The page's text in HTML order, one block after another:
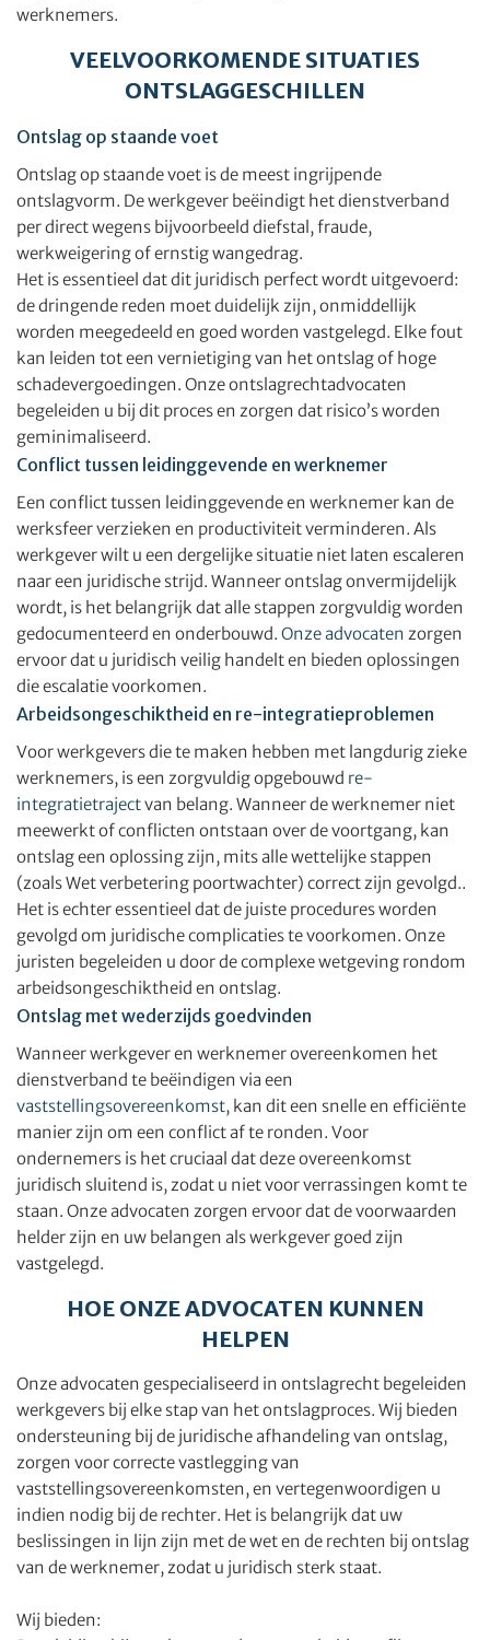
werknemers.
VEELVOORKOMENDE SITUATIES
ONTSLAGGESCHILLEN
Ontslag op staande voet
Ontslag op staande voet is de meest ingrijpende
ontslagvorm. De werkgever beëindigt het dienstverband
per direct wegens bijvoorbeeld diefstal, fraude,
werkweigering of ernstig wangedrag.
Het is essentieel dat dit juridisch perfect wordt uitgevoerd:
de dringende reden moet duidelijk zijn, onmiddellijk
worden meegedeeld en goed worden vastgelegd. Elke fout
kan leiden tot een vernietiging van het ontslag of hoge
schadevergoedingen. Onze ontslagrechtadvocaten
begeleiden u bij dit proces en zorgen dat risico’s worden
geminimaliseerd.
Conflict tussen leidinggevende en werknemer
Een conflict tussen leidinggevende en werknemer kan de
werksfeer verzieken en productiviteit verminderen. Als
werkgever wilt u een dergelijke situatie niet laten escaleren
naar een juridische strijd. Wanneer ontslag onvermijdelijk
wordt, is het belangrijk dat alle stappen zorgvuldig worden
gedocumenteerd en onderbouwd. Onze advocaten zorgen
ervoor dat u juridisch veilig handelt en bieden oplossingen
die escalatie voorkomen.
Arbeidsongeschiktheid en re-integratieproblemen
Voor werkgevers die te maken hebben met langdurig zieke
werknemers, is een zorgvuldig opgebouwd re-
integratietrajectvan belang. Wanneer de werknemer niet
meewerkt of conflicten ontstaan over de voortgang, kan
ontslag een oplossing zijn, mits alle wettelijke stappen
(zoals Wet verbetering poortwachter) correct zijn gevolgd..
Het is echter essentieel dat de juiste procedures worden
gevolgd om juridische complicaties te voorkomen. Onze
juristen begeleiden u door de complexe wetgeving rondom
arbeidsongeschiktheid en ontslag.
Ontslag met wederzijds goedvinden
Wanneer werkgever en werknemer overeenkomen het
dienstverband te beëindigen via een
vaststellingsovereenkomst, kan dit een snelle en efficiënte
manier zijn om een conflict af te ronden. Voor
ondernemers is het cruciaal dat deze overeenkomst
juridisch sluitend is, zodat u niet voor verrassingen komt te
staan. Onze advocaten zorgen ervoor dat de voorwaarden
helder zijn en uw belangen als werkgever goed zijn
vastgelegd.
HOE ONZE ADVOCATEN KUNNEN
HELPEN
Onze advocaten gespecialiseerd in ontslagrecht begeleiden
werkgevers bij elke stap van het ontslagproces. Wij bieden
ondersteuning bij de juridische afhandeling van ontslag,
zorgen voor correcte vastlegging van
vaststellingsovereenkomsten, en vertegenwoordigen u
indien nodig bij de rechter. Het is belangrijk dat uw
beslissingen in lijn zijn met de wet en de rechten bij ontslag
van de werknemer, zodat u juridisch sterk staat.
Wij bieden: